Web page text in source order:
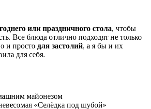
или праздничного стола, чтобы
Все блюда отлично подходят не только
и просто для застолий, а я бы и их
для себя.
майонезом
«Селёдка под шубой»